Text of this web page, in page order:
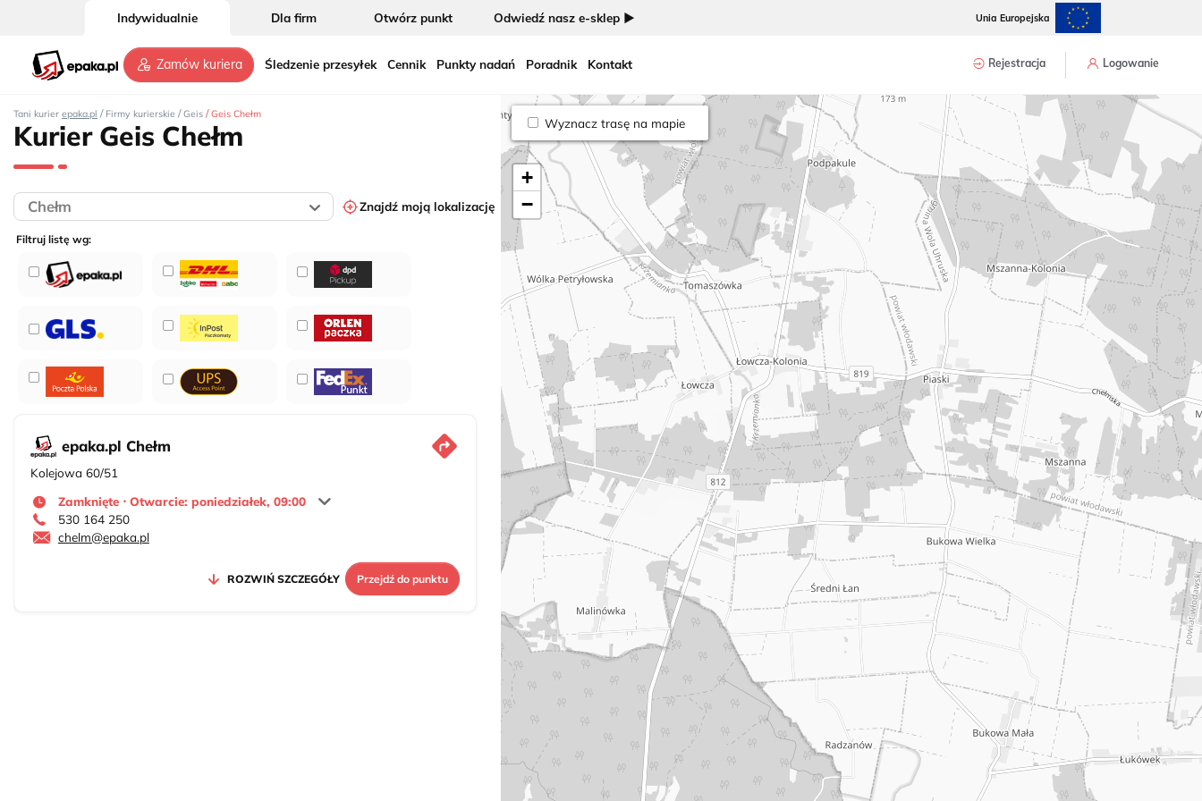
Indywidualnie Dla firm Otwórz punkt Odwiedź nasz e-sklep ► Unia Europejska
Zamów kuriera Śledzenie przesyłek Cennik Punkty nadań Poradnik Kontakt Rejestracja Logowanie
Tani kurier epaka.pl / Firmy kurierskie / Geis / Geis Chełm
Kurier Geis Chełm
Znajdź moją lokalizację
Filtruj listę wg:
epaka.pl Chełm
Kolejowa 60/51
Zamknięte ⋅ Otwarcie: poniedziałek, 09:00
530 164 250
chelm@epaka.pl
ROZWIŃ SZCZEGÓŁY Przejdź do punktu
Wyznacz trasę na mapie
+
−